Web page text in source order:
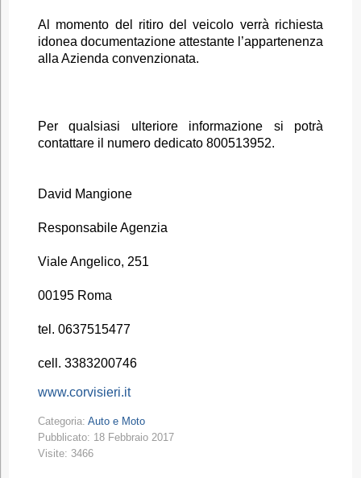
Al momento del ritiro del veicolo verrà richiesta
idonea documentazione attestante l’appartenenza
alla Azienda convenzionata.
Per qualsiasi ulteriore informazione si potrà
contattare il numero dedicato 800513952.
David Mangione
Responsabile Agenzia
Viale Angelico, 251
00195 Roma
tel. 0637515477
cell. 3383200746
www.corvisieri.it
Categoria: Auto e Moto
Pubblicato: 18 Febbraio 2017
Visite: 3466